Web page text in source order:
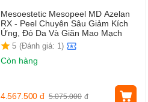
Mesoestetic Mesopeel MD Azelan
RX - Peel Chuyên Sâu Giảm Kích
Ứng, Đỏ Da Và Giãn Mao Mạch
5 (Đánh giá: 1)
Còn hàng
5.075.000 đ
4.567.500 đ